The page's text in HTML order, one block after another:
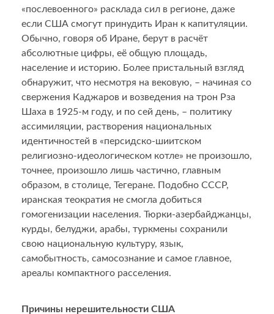
«послевоенного» расклада сил в регионе, даже
если США смогут принудить Иран к капитуляции.
Обычно, говоря об Иране, берут в расчёт
абсолютные цифры, её общую площадь,
население и историю. Более пристальный взгляд
обнаружит, что несмотря на вековую, – начиная со
свержения Каджаров и возведения на трон Рза
Шаха в 1925-м году, и по сей день, – политику
ассимиляции, растворения национальных
идентичностей в «персидско-шиитском
религиозно-идеологическом котле» не произошло,
точнее, произошло лишь частично, главным
образом, в столице, Тегеране. Подобно СССР,
иранская теократия не смогла добиться
гомогенизации населения. Тюрки-азербайджанцы,
курды, белуджи, арабы, туркмены сохранили
свою национальную культуру, язык,
самобытность, самосознание и самое главное,
ареалы компактного расселения.
Причины нерешительности США